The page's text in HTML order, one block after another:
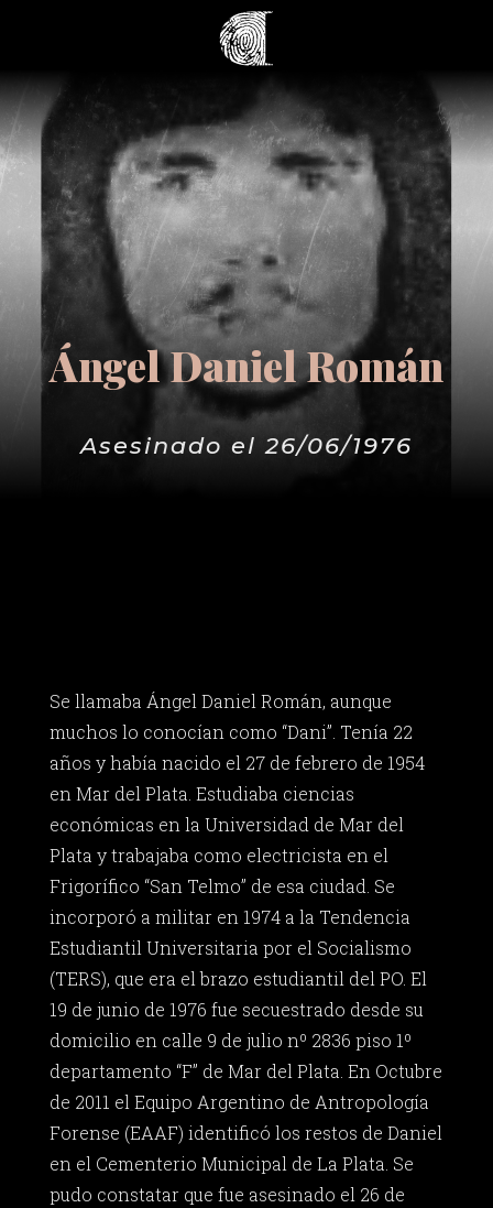
Ángel Daniel Román
Asesinado el 26/06/1976
Se llamaba Ángel Daniel Román, aunque
muchos lo conocían como “Dani”. Tenía 22
años y había nacido el 27 de febrero de 1954
en Mar del Plata. Estudiaba ciencias
económicas en la Universidad de Mar del
Plata y trabajaba como electricista en el
Frigorífico “San Telmo” de esa ciudad. Se
incorporó a militar en 1974 a la Tendencia
Estudiantil Universitaria por el Socialismo
(TERS), que era el brazo estudiantil del PO. El
19 de junio de 1976 fue secuestrado desde su
domicilio en calle 9 de julio nº 2836 piso 1º
departamento “F” de Mar del Plata. En Octubre
de 2011 el Equipo Argentino de Antropología
Forense (EAAF) identificó los restos de Daniel
en el Cementerio Municipal de La Plata. Se
pudo constatar que fue asesinado el 26 de